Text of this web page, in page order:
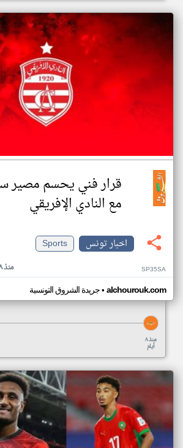
قرار فني يحسم مصير
مع النادي الإفريقي
اخبار تونس
Sports
منذ ٨ أيام SP35SA
جريدة الشروق التونسية• alchourouk.com
منذ ٨
أيام